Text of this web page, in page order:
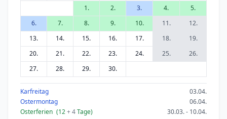
1.
2. 3. 4.
5.
6.
7. 8. 9. 10. 11.
12.
13.
14. 15. 16. 17. 18.
19.
20.
21. 22. 23. 24. 25.
26.
27.
28. 29. 30.
Karfreitag
03.04.
Ostermontag
06.04.
Osterferien (12+ 4Tage) 30.03. - 10.04.